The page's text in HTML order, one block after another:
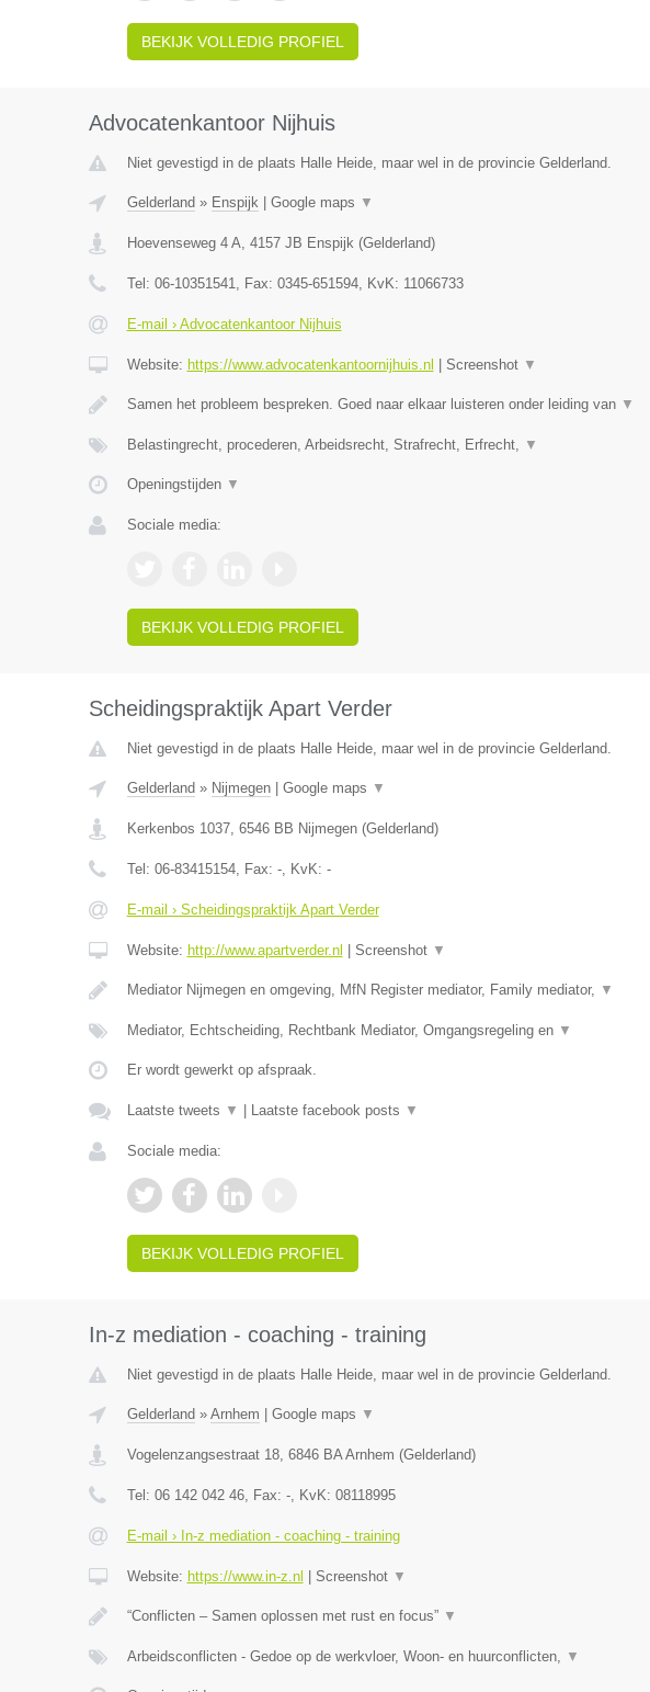
BEKIJK VOLLEDIG PROFIEL
Advocatenkantoor Nijhuis
Niet gevestigd in de plaats Halle Heide, maar wel in de provincie Gelderland.
Gelderland » Enspijk| Google maps ▼
Hoevenseweg 4 A, 4157 JB Enspijk(Gelderland)
Tel: 06-10351541, Fax: 0345-651594, KvK: 11066733
E-mail › Advocatenkantoor Nijhuis
Website: https://www.advocatenkantoornijhuis.nl Screenshot ▼
Samen het probleem bespreken. Goed naar elkaar luisteren onder leiding van ▼
Belastingrecht, procederen, Arbeidsrecht, Strafrecht, Erfrecht, ▼
Openingstijden ▼
Sociale media:
BEKIJK VOLLEDIG PROFIEL
Scheidingspraktijk Apart Verder
Niet gevestigd in de plaats Halle Heide, maar wel in de provincie Gelderland.
Gelderland » Nijmegen| Google maps ▼
Kerkenbos 1037, 6546 BB Nijmegen(Gelderland)
Tel: 06-83415154, Fax: -, KvK: -
E-mail › Scheidingspraktijk Apart Verder
Website: http://www.apartverder.nl Screenshot ▼
Mediator Nijmegen en omgeving, MfN Register mediator, Family mediator, ▼
Mediator, Echtscheiding, Rechtbank Mediator, Omgangsregeling en ▼
Er wordt gewerkt op afspraak.
Laatste tweets ▼ Laatste facebook posts ▼
Sociale media:
BEKIJK VOLLEDIG PROFIEL
In-z mediation - coaching - training
Niet gevestigd in de plaats Halle Heide, maar wel in de provincie Gelderland.
Gelderland » Arnhem Google maps ▼
Vogelenzangsestraat 18, 6846 BA Arnhem (Gelderland)
Tel: 06 142 042 46, Fax: -, KvK: 08118995
E-mail › In-z mediation - coaching - training
Website: https://www.in-z.nl Screenshot ▼
“Conflicten – Samen oplossen met rust en focus” ▼
Arbeidsconflicten - Gedoe op de werkvloer, Woon- en huurconflicten, ▼